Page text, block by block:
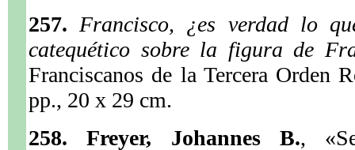
257. Francisco, ¿es verdad lo
catequético sobre la figura de
Franciscanos de la Tercera Orden
pp., 20 x 29 cm.
258. Freyer, Johannes B.,